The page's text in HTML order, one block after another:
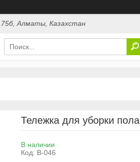
Алматы, Казахстан
Тележка для уборки пола
В наличии
Код: B-046